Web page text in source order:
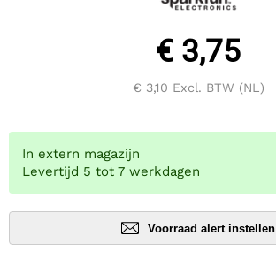
€ 3,75
€ 3,10 Excl. BTW (NL)
In extern magazijn
Levertijd 5 tot 7 werkdagen
Voorraad alert instellen